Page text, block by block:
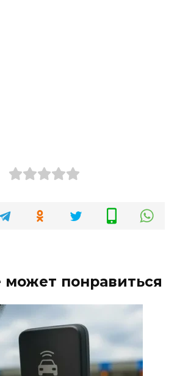
понравиться